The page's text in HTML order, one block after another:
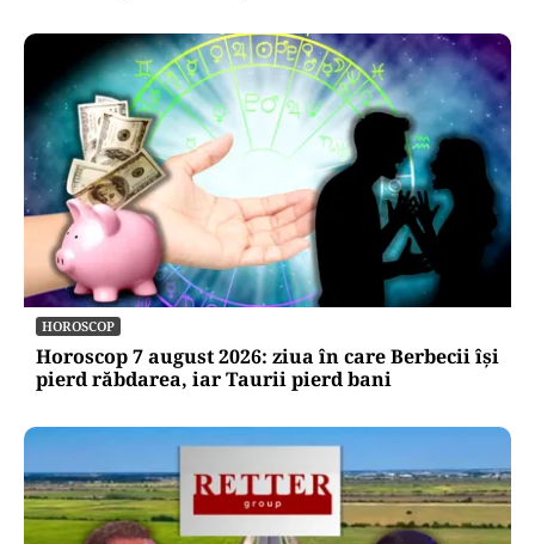
HOROSCOP
Horoscop 7 august 2026: ziua în care Berbecii își
pierd răbdarea, iar Taurii pierd bani